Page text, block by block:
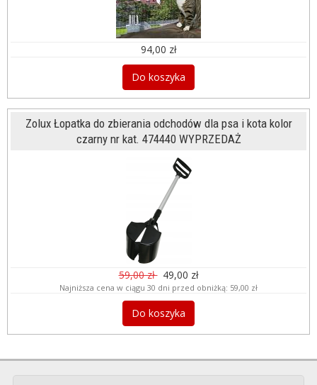
94,00 zł
Do koszyka
Zolux Łopatka do zbierania odchodów dla psa i kota kolor
czarny nr kat. 474440 WYPRZEDAŻ
59,00 zł 49,00 zł
Najniższa cena w ciągu 30 dni przed obniżką: 59,00 zł
Do koszyka